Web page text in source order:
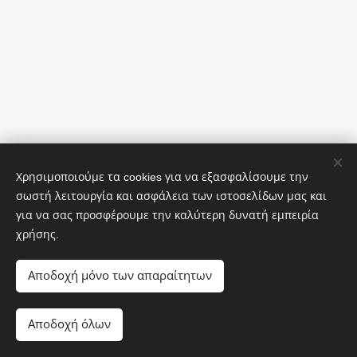
Alonissos, Glyfa, 37005, Greece
Υλοποιήθηκε από τη
Χρησιμοποιούμε τα cookies για να εξασφαλίσουμε την
σωστή λειτουργία και ασφάλεια των ιστοσελίδων μας και
για να σας προσφέρουμε την καλύτερη δυνατή εμπειρία
χρήσης.
Αποδοχή μόνο των απαραίτητων
Αποδοχή όλων